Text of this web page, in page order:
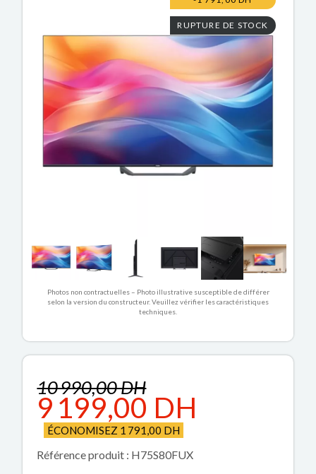
RUPTURE DE STOCK
Photos non contractuelles – Photo illustrative susceptible de différer
selon la version du constructeur. Veuillez vérifier les caractéristiques
techniques.
10 990,00 DH
9 199,00 DH
ÉCONOMISEZ 1 791,00 DH
Référence produit : H75S80FUX